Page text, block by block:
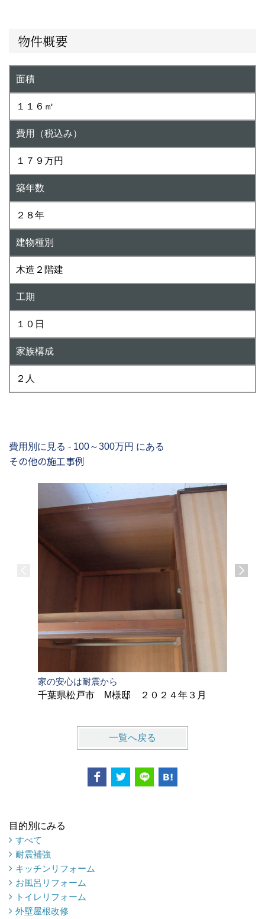
物件概要
面積
１１６㎡
費用（税込み）
１７９万円
築年数
２８年
建物種別
木造２階建
工期
１０日
家族構成
２人
費用別に見る - 100～300万円 にある
その他の施工事例
家の安心は耐震から
千葉県松戸市 M様邸 ２０２４年３月
一覧へ戻る
目的別にみる
すべて
耐震補強
キッチンリフォーム
お風呂リフォーム
トイレリフォーム
外壁屋根改修